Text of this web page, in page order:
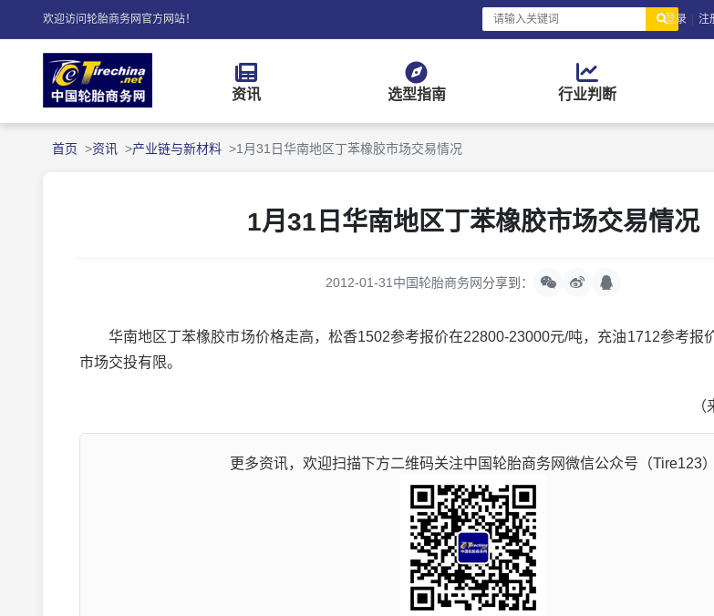
欢迎访问轮胎商务网官方网站！ 登录 | 注
资讯 选型指南 行业判断
首页 资讯 产业链与新材料 1月31日华南地区丁苯橡胶市场交易情况
1月31日华南地区丁苯橡胶市场交易情况
2012-01-31 中国轮胎商务网分享到：
华南地区丁苯橡胶市场价格走高，松香1502参考报价在22800-23000元/吨，充油1712参考报价
市场交投有限。
更多资讯，欢迎扫描下方二维码关注中国轮胎商务网微信公众号（Tire123）